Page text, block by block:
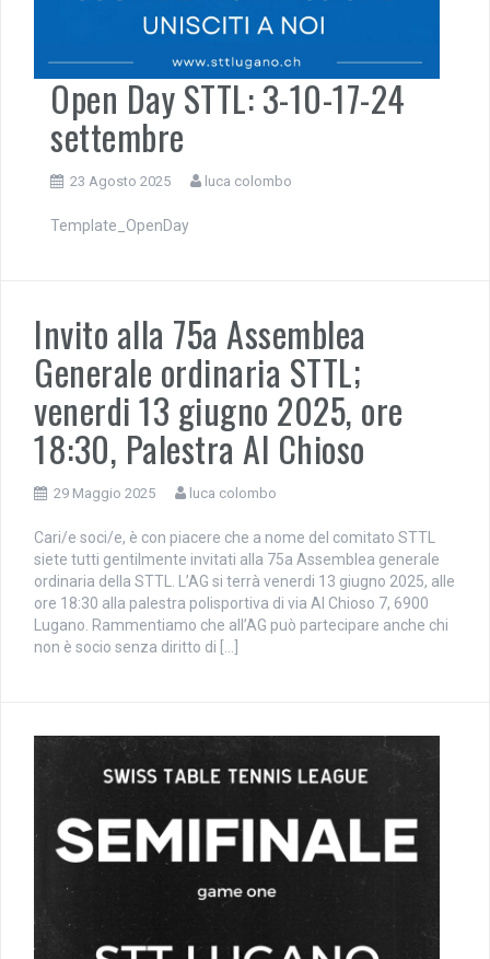
Open Day STTL: 3-10-17-24
settembre
23 Agosto 2025 luca colombo
Template_OpenDay
Invito alla 75a Assemblea
Generale ordinaria STTL;
venerdi 13 giugno 2025, ore
18:30, Palestra Al Chioso
29 Maggio 2025 luca colombo
Cari/e soci/e, è con piacere che a nome del comitato STTL
siete tutti gentilmente invitati alla 75a Assemblea generale
ordinaria della STTL. L’AG si terrà venerdi 13 giugno 2025, alle
ore 18:30 alla palestra polisportiva di via Al Chioso 7, 6900
Lugano. Rammentiamo che all’AG può partecipare anche chi
non è socio senza diritto di […]